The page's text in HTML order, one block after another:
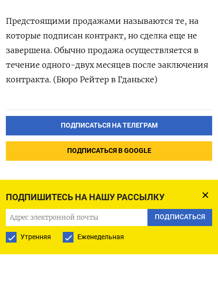
ПОДПИШИТЕСЬ НА НАШУ РАССЫЛКУ
ПОДПИСАТЬСЯ
Утренняя Еженедельная
Предстоящими продажами называются те, на
которые подписан контракт, но сделка еще не
завершена. Обычно продажа осуществляется в
течение одного-двух месяцев после заключения
контракта. (Бюро Рейтер в Гданьске)
ПОДПИСАТЬСЯ НА ТЕЛЕГРАМ
ПОДПИСАТЬСЯ В GOOGLE